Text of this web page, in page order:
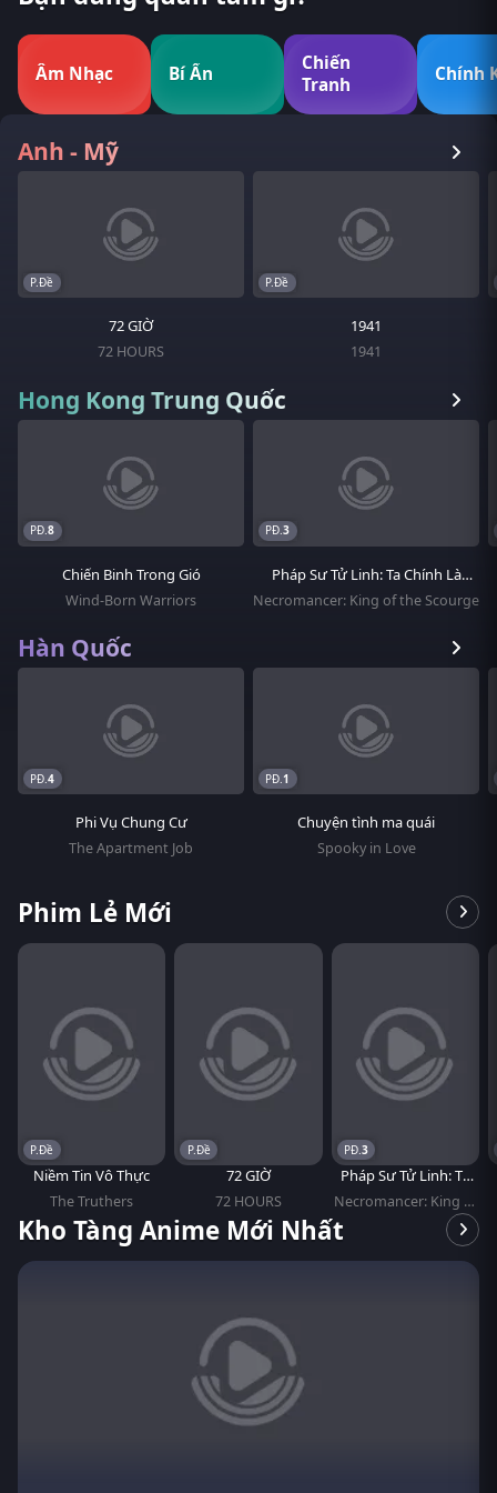
Âm Nhạc Bí Ẩn
Chiến
Tranh
Chính
Anh - Mỹ
P.Đề
72 GIỜ
72 HOURS
P.Đề
1941
1941
Hong Kong Trung Quốc
8
Chiến Binh Trong Gió
Wind-Born Warriors
3
Pháp Sư Tử Linh: Ta Chính Là
Thiên Tai
Necromancer: King of the Scourge
Hàn Quốc
4
Phi Vụ Chung Cư
The Apartment Job
1
Chuyện tình ma quái
Spooky in Love
Phim Lẻ Mới
P.Đề
Niềm Tin Vô Thực
The Truthers
P.Đề
72 GIỜ
72 HOURS
3
Pháp Sư Tử Linh: Ta
Chính Là Thiên Tai
Necromancer: King of
Kho Tàng Anime Mới Nhất